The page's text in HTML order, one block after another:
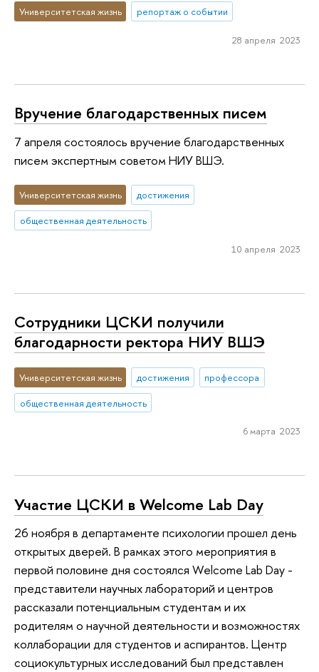
Университетская жизнь репортаж о событии
28 апреля 2023
Вручение благодарственных писем
7 апреля состоялось вручение благодарственных
писем экспертным советом НИУ ВШЭ.
Университетская жизнь
достижения
общественная деятельность
10 апреля 2023
Сотрудники ЦСКИ получили
благодарности ректора НИУ ВШЭ
Университетская жизнь достижения
профессора
общественная деятельность
6 марта 2023
Участие ЦСКИ в Welcome Lab Day
26 ноября в департаменте психологии прошел день
открытых дверей. В рамках этого мероприятия в
первой половине дня состоялся Welcome Lab Day -
представители научных лабораторий и центров
рассказали потенциальным студентам и их
родителям о научной деятельности и возможностях
коллаборации для студентов и аспирантов. Центр
социокультурных исследований был представлен